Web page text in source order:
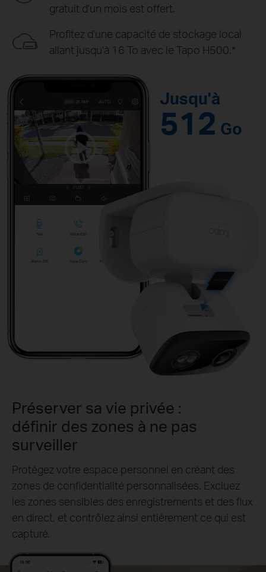
gratuit d'un mois est offert.
Profitez d'une capacité de stockage local
allant jusqu'à 16 To avec le Tapo H500.*
Jusqu'à
512 Go
Préserver sa vie privée :
définir des zones à ne pas
surveiller
Protégez votre espace personnel en créant des
zones de confidentialité personnalisées. Excluez
les zones sensibles des enregistrements et des flux
en direct, et contrôlez ainsi entièrement ce qui est
capturé.